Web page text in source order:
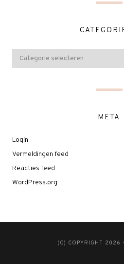
META
Login
Vermeldingen feed
Reacties feed
WordPress.org
(C) COPYRIGHT 2026